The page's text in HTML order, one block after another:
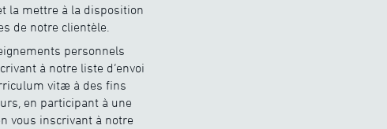
la mettre à la disposition
de notre clientèle.
personnels
à notre liste d’envoi
vitæ à des fins
en participant à une
vous inscrivant à notre